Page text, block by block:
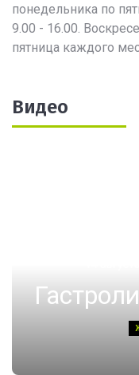
понедельника по
9.00 - 16.00.
пятница каждого
Видео